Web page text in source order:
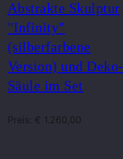
Abstrakte Skulptur
"Infinity"
(silberfarbene
Version) und Deko-
Säule im Set
Preis: € 1.260,00